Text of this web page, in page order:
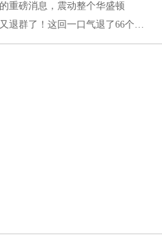
重磅消息，震动整个华盛顿
退群了！这回一口气退了66个…